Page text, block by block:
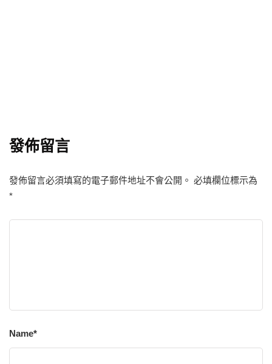
發佈留言
發佈留言必須填寫的電子郵件地址不會公開。 必填欄位標示為
*
Name*